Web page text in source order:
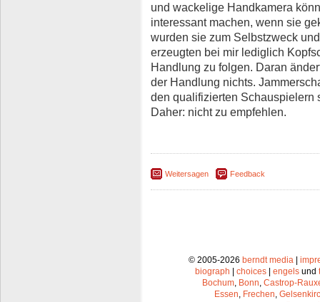
und wackelige Handkamera
interessant machen, wenn sie
wurden sie zum Selbstzweck
erzeugten bei mir lediglich
Handlung zu folgen. Daran
der Handlung nichts.
den qualifizierten Schauspielern
Daher: nicht zu empfehlen.
Weitersagen Feedback
© 2005-2026 berndt media |
biograph | choices | engels und
Bochum Bonn Castrop-
Essen Frechen